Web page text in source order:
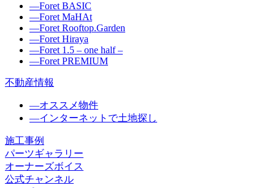
―Foret BASIC
―Foret MaHAt
―Foret Rooftop.Garden
―Foret Hiraya
―Foret 1.5 – one half –
―Foret PREMIUM
不動産情報
―オススメ物件
―インターネットで土地探し
施工事例
パーツギャラリー
オーナーズボイス
公式チャンネル